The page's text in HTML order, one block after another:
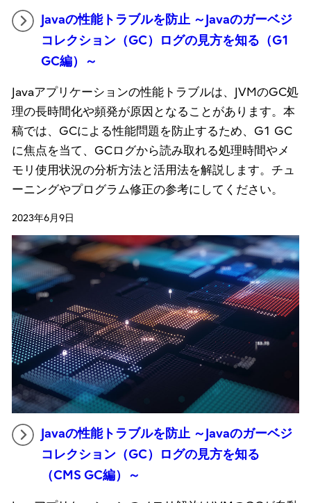
Javaの性能トラブルを防止 ～Javaのガーベジ
コレクション（GC）ログの見方を知る（G1
GC編）～
Javaアプリケーションの性能トラブルは、JVMのGC処
理の長時間化や頻発が原因となることがあります。本
稿では、GCによる性能問題を防止するため、G1 GC
に焦点を当て、GCログから読み取れる処理時間やメ
モリ使用状況の分析方法と活用法を解説します。チュ
ーニングやプログラム修正の参考にしてください。
2023年6月9日
Javaの性能トラブルを防止 ～Javaのガーベジ
コレクション（GC）ログの見方を知る
（CMS GC編）～